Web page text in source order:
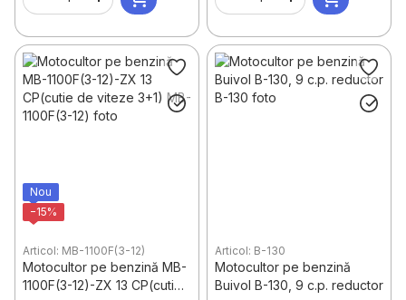
Nou
−15%
Articol: MB-1100F(3-12)
Motocultor pe benzină MB-
1100F(3-12)-ZX 13 CP(cutie
Articol: B-130
Motocultor pe benzină
Buivol B-130, 9 c.p. reductor